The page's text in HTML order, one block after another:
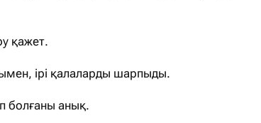
қажет.
ірі қалаларды шарпыды.
болғаны анық.